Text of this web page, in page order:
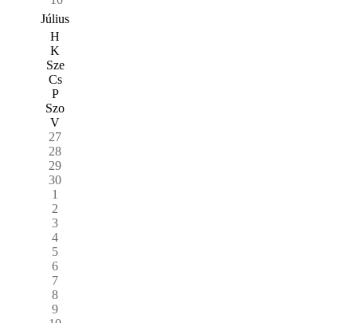
Július
H
K
Sze
Cs
P
Szo
V
27
28
29
30
1
2
3
4
5
6
7
8
9